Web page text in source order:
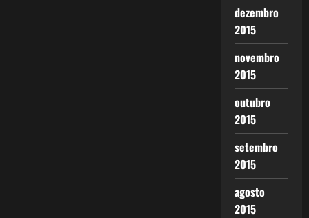
dezembro
2015
novembro
2015
outubro
2015
setembro
2015
agosto
2015